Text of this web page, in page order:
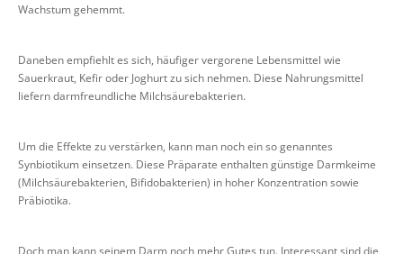
Wachstum gehemmt.
Daneben empfiehlt es sich, häufiger vergorene Lebensmittel wie
Sauerkraut, Kefir oder Joghurt zu sich nehmen. Diese Nahrungsmittel
liefern darmfreundliche Milchsäurebakterien.
Um die Effekte zu verstärken, kann man noch ein so genanntes
Synbiotikum einsetzen. Diese Präparate enthalten günstige Darmkeime
(Milchsäurebakterien, Bifidobakterien) in hoher Konzentration sowie
Präbiotika.
Doch man kann seinem Darm noch mehr Gutes tun. Interessant sind die